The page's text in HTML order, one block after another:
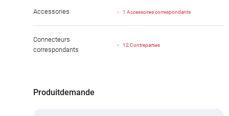
Accessories 1 Accessoires correspondants
Connecteurs
correspondants
12 Contreparties
Produitdemande